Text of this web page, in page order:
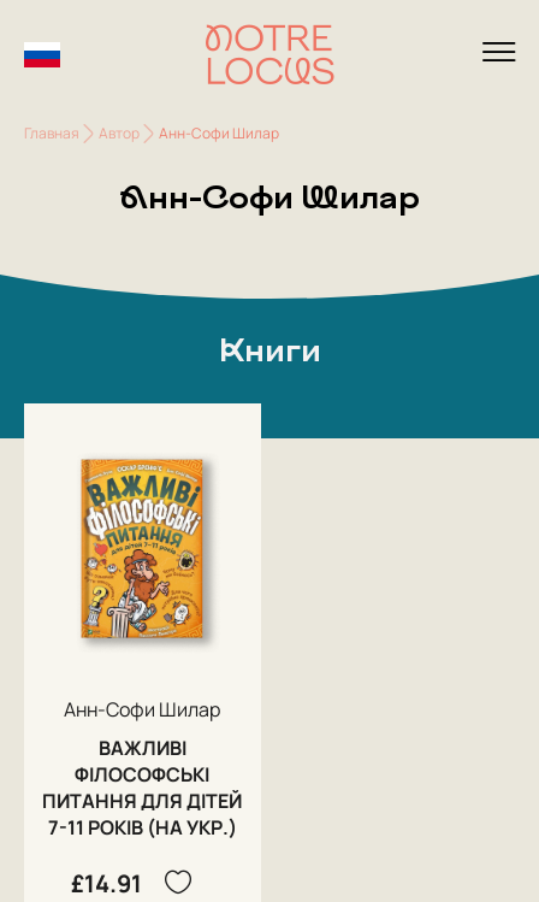
Главная Автор Анн-Софи Шилар
Анн-Софи Шилар
Книги
Анн-Софи Шилар
ВАЖЛИВІ
ФІЛОСОФСЬКІ
ПИТАННЯ ДЛЯ ДІТЕЙ
7-11 РОКІВ (НА УКР.)
£14.91